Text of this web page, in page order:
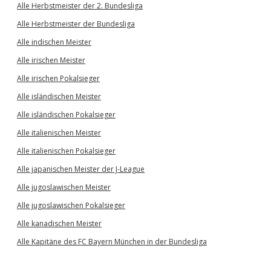
Alle Herbstmeister der 2. Bundesliga
Alle Herbstmeister der Bundesliga
Alle indischen Meister
Alle irischen Meister
Alle irischen Pokalsieger
Alle isländischen Meister
Alle isländischen Pokalsieger
Alle italienischen Meister
Alle italienischen Pokalsieger
Alle japanischen Meister der J-League
Alle jugoslawischen Meister
Alle jugoslawischen Pokalsieger
Alle kanadischen Meister
Alle Kapitäne des FC Bayern München in der Bundesliga